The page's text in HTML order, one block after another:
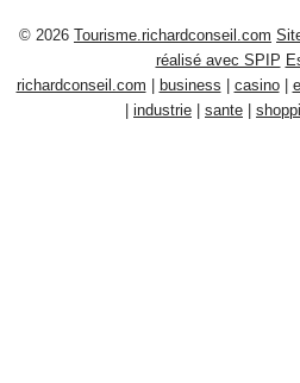
© 2026 Tourisme.richardconseil.com
réalisé avec SPIP
richardconseil.com
business casino|
industrie sante